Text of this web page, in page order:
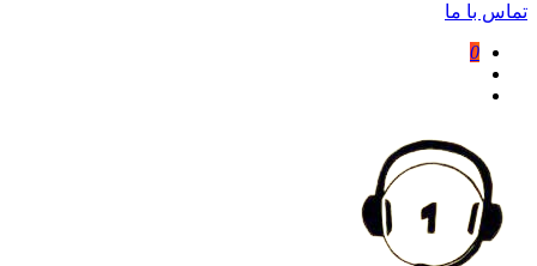
تماس با ما
0